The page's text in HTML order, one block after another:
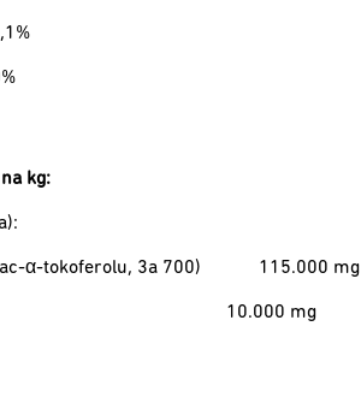
kg:
α-tokoferolu, 3a 700) 115.000 mg
10.000 mg